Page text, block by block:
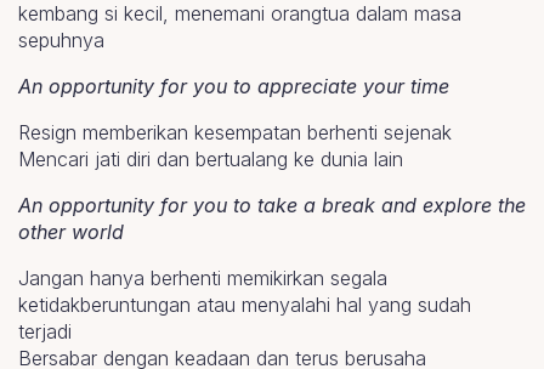
kembang si kecil, menemani orangtua dalam masa
sepuhnya
An opportunity for you to appreciate your time
Resign memberikan kesempatan berhenti sejenak
Mencari jati diri dan bertualang ke dunia lain
An opportunity for you to take a break and explore the
other world
Jangan hanya berhenti memikirkan segala
ketidakberuntungan atau menyalahi hal yang sudah
terjadi
Bersabar dengan keadaan dan terus berusaha